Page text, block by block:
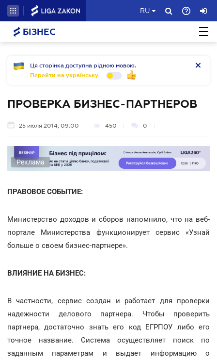
RU
БІЗНЕС
Ця сторінка доступна рідною мовою.
Перейти на українську
ПРОВЕРКА БИЗНЕС-ПАРТНЕРОВ
25 июля 2014, 09:00 450 0
Реклама
ПРАВОВОЕ СОБЫТИЕ:
Министерство доходов и сборов напомнило, что на веб-
портале Министерства функционирует сервис «Узнай
больше о своем бизнес-партнере».
ВЛИЯНИЕ НА БИЗНЕС:
В частности, сервис создан и работает для проверки
надежности делового партнера. Чтобы проверить
партнера, достаточно знать его код ЕГРПОУ либо его
точное название. Система осуществляет поиск по
заданным параметрам и выдает информацию о